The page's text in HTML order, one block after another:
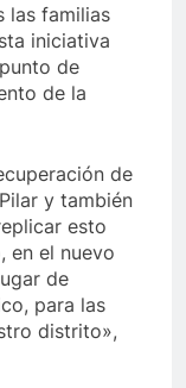
las familias
iniciativa
de
de la
de
y también
esto
en el nuevo
de
para las
distrito»,